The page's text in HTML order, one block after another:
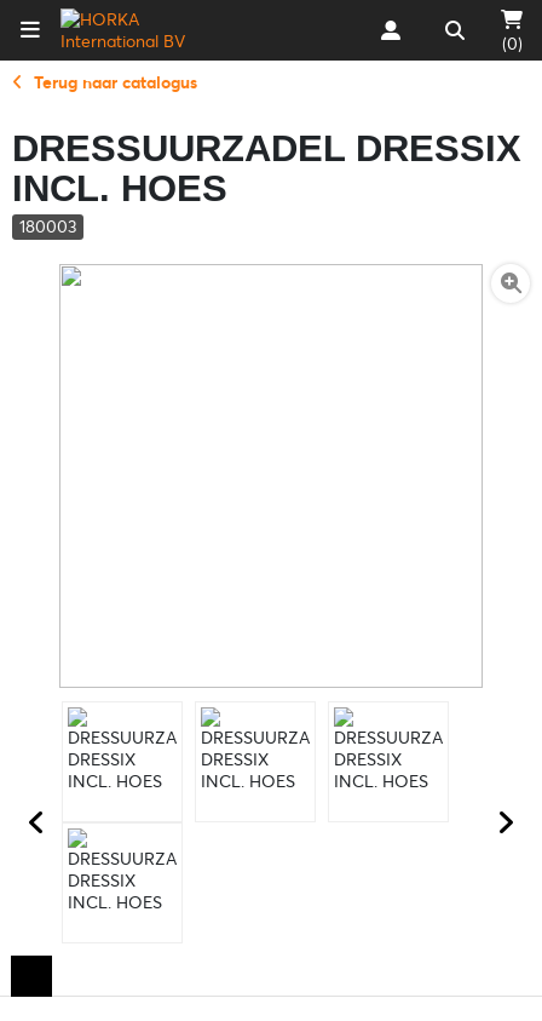
(0)
Terug naar catalogus
DRESSUURZADEL DRESSIX
INCL. HOES
180003